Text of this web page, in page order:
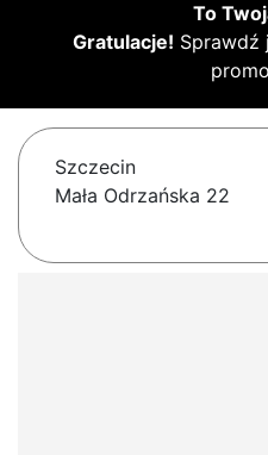
To
Gratulacje! Sprawdź
Szczecin
Mała Odrzańska 22